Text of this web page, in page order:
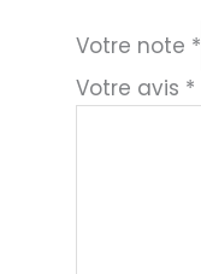
Votre note *
Votre avis *